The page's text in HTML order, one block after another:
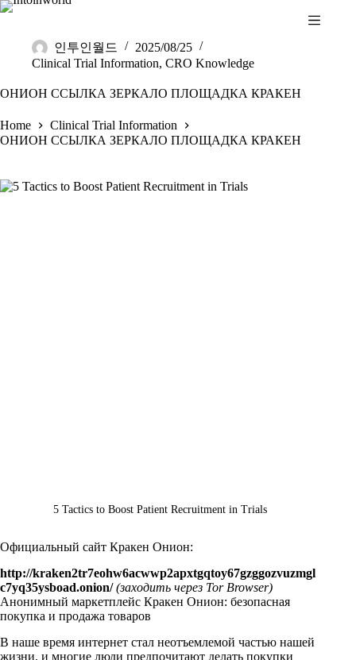
인투인월드
2025/08/25
Clinical Trial Information, CRO Knowledge
ОНИОН ССЫЛКА ЗЕРКАЛО ПЛОЩАДКА КРАКЕН
Home
Clinical Trial Information
ОНИОН ССЫЛКА ЗЕРКАЛО ПЛОЩАДКА КРАКЕН
5 Tactics to Boost Patient Recruitment in Trials
Официальный сайт Кракен Онион:
http://kraken2tr7eohw6acwwp2apxtgqtoy67gzggozvuzmgl
c7yq35ysboad.onion/ (заходить через Tor Browser)
Анонимный маркетплейс Кракен Онион: безопасная
покупка и продажа товаров
В наше время интернет стал неотъемлемой частью нашей
жизни, и многие люди предпочитают делать покупки